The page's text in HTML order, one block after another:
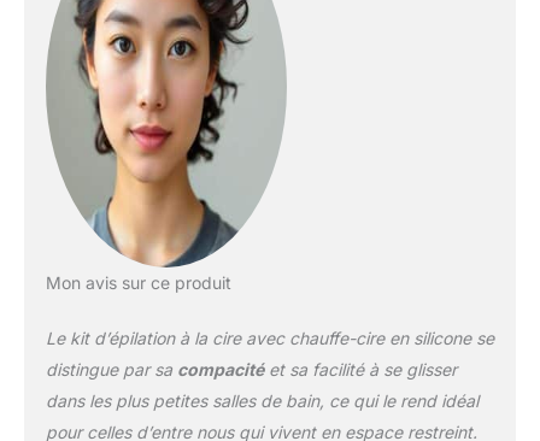
ensemble complet pour
tous vos besoins
d'épilation à la maison
chauffe-cire en silicone
pour épilation est conçu
pour être compact et
léger, ce qui le rend facile
à transporter et à ranger.
une cire de qualité
professionnelle partout
où vous allez, que ce soit
à la maison ou en
Mon avis sur ce produit
Le kit d’épilation à la cire avec chauffe-cire en silicone se
distingue par sa compacitéet sa facilité à se glisser
dans les plus petites salles de bain, ce qui le rend idéal
pour celles d’entre nous qui vivent en espace restreint.